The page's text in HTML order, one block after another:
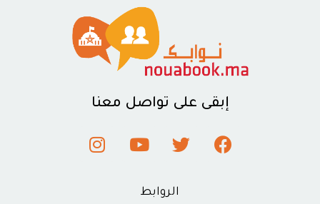
إبقى على تواصل معنا
الروابط